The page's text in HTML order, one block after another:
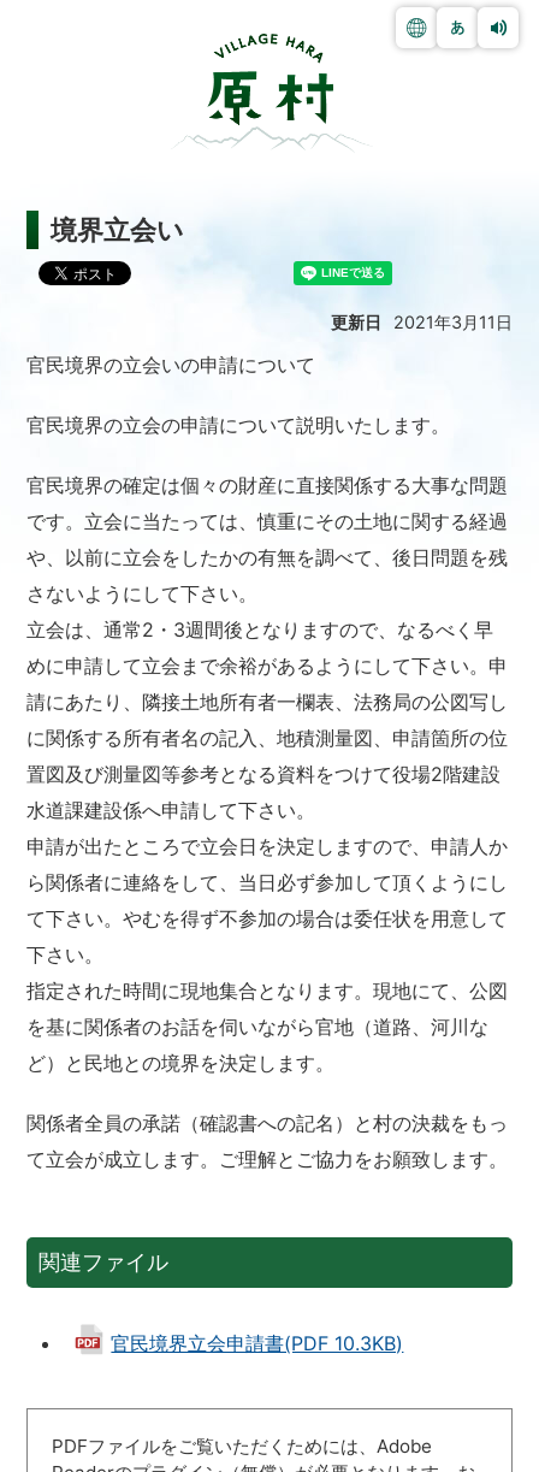
境界立会い
更新日 2021年3月11日
官民境界の立会いの申請について
官民境界の立会の申請について説明いたします。
官民境界の確定は個々の財産に直接関係する大事な問題
です。立会に当たっては、慎重にその土地に関する経過
や、以前に立会をしたかの有無を調べて、後日問題を残
さないようにして下さい。
立会は、通常2・3週間後となりますので、なるべく早
めに申請して立会まで余裕があるようにして下さい。申
請にあたり、隣接土地所有者一欄表、法務局の公図写し
に関係する所有者名の記入、地積測量図、申請箇所の位
置図及び測量図等参考となる資料をつけて役場2階建設
水道課建設係へ申請して下さい。
申請が出たところで立会日を決定しますので、申請人か
ら関係者に連絡をして、当日必ず参加して頂くようにし
て下さい。やむを得ず不参加の場合は委任状を用意して
下さい。
指定された時間に現地集合となります。現地にて、公図
を基に関係者のお話を伺いながら官地（道路、河川な
ど）と民地との境界を決定します。
関係者全員の承諾（確認書への記名）と村の決裁をもっ
て立会が成立します。ご理解とご協力をお願致します。
関連ファイル
官民境界立会申請書(PDF 10.3KB)
PDFファイルをご覧いただくためには、Adobe